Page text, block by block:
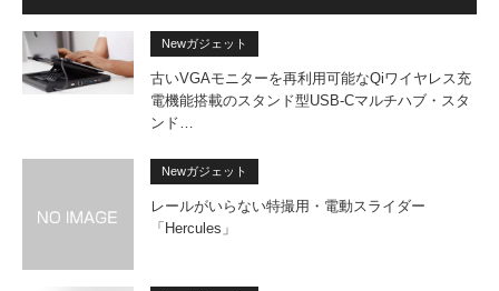
Newガジェット
古いVGAモニターを再利用可能なQiワイヤレス充
電機能搭載のスタンド型USB-Cマルチハブ・スタ
ンド…
Newガジェット
レールがいらない特撮用・電動スライダー
「Hercules」